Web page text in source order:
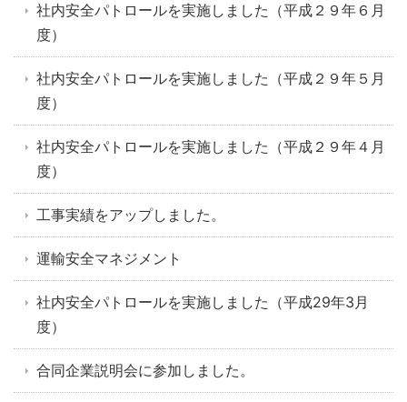
社内安全パトロールを実施しました（平成２９年６月
度）
社内安全パトロールを実施しました（平成２９年５月
度）
社内安全パトロールを実施しました（平成２９年４月
度）
工事実績をアップしました。
運輸安全マネジメント
社内安全パトロールを実施しました（平成29年3月
度）
合同企業説明会に参加しました。